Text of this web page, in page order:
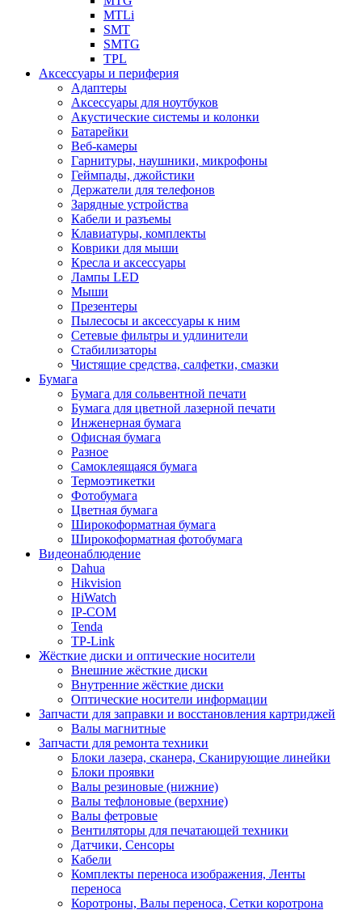
MTLi
SMT
SMTG
TPL
Аксессуары и периферия
Адаптеры
Аксессуары для ноутбуков
Акустические системы и колонки
Батарейки
Веб-камеры
Гарнитуры, наушники, микрофоны
Геймпады, джойстики
Держатели для телефонов
Зарядные устройства
Кабели и разъемы
Клавиатуры, комплекты
Коврики для мыши
Кресла и аксессуары
Лампы LED
Мыши
Презентеры
Пылесосы и аксессуары к ним
Сетевые фильтры и удлинители
Стабилизаторы
Чистящие средства, салфетки, смазки
Бумага
Бумага для сольвентной печати
Бумага для цветной лазерной печати
Инженерная бумага
Офисная бумага
Разное
Самоклеящаяся бумага
Термоэтикетки
Фотобумага
Цветная бумага
Широкоформатная бумага
Широкоформатная фотобумага
Видеонаблюдение
Dahua
Hikvision
HiWatch
IP-COM
Tenda
TP-Link
Жёсткие диски и оптические носители
Внешние жёсткие диски
Внутренние жёсткие диски
Оптические носители информации
Запчасти для заправки и восстановления картриджей
Валы магнитные
Запчасти для ремонта техники
Блоки лазера, сканера, Сканирующие линейки
Блоки проявки
Валы резиновые (нижние)
Валы тефлоновые (верхние)
Валы фетровые
Вентиляторы для печатающей техники
Датчики, Сенсоры
Кабели
Комплекты переноса изображения, Ленты
переноса
Коротроны, Валы переноса, Сетки коротрона